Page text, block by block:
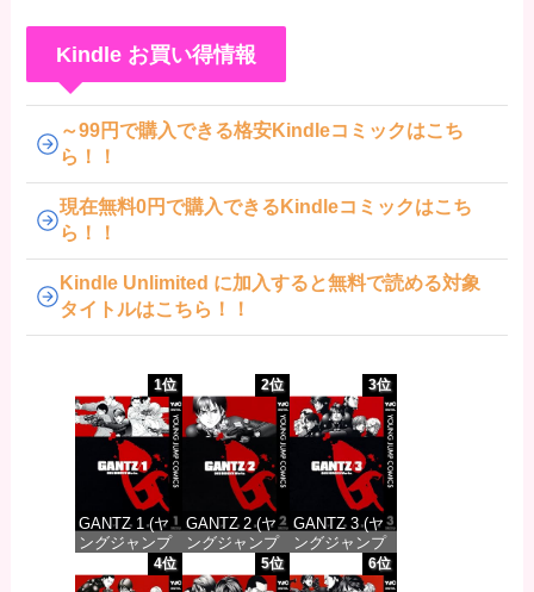
Kindle お買い得情報
～99円で購入できる格安Kindleコミックはこち
ら！！
現在無料0円で購入できるKindleコミックはこち
ら！！
Kindle Unlimited に加入すると無料で読める対象
タイトルはこちら！！
1位
GANTZ 1 (ヤ
ングジャンプ
コミックス
DIGITAL)
2位
GANTZ 2 (ヤ
ングジャンプ
コミックス
DIGITAL)
3位
GANTZ 3 (ヤ
ングジャンプ
コミックス
DIGITAL)
4位 5位 6位